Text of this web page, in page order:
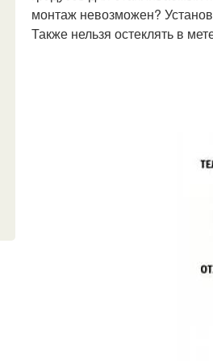
монтаж невозможен?
Также нельзя остеклять в